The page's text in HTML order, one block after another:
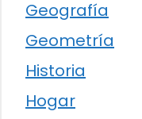
Geografía
Geometría
Historia
Hogar